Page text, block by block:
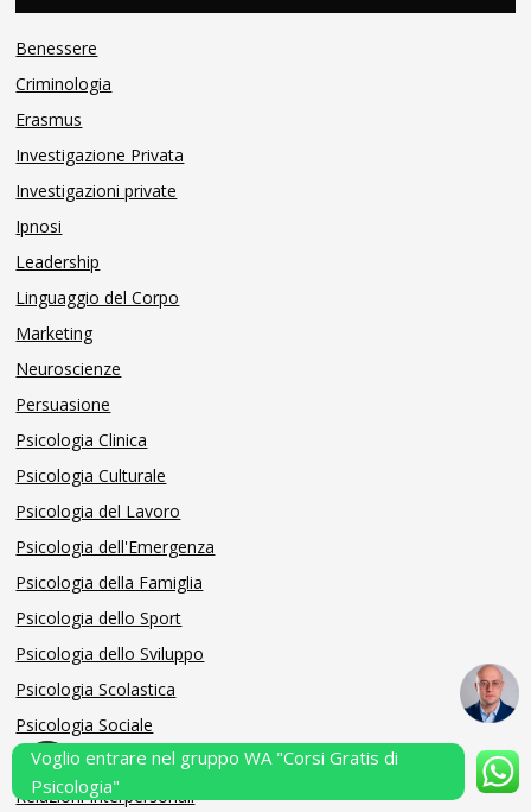
Benessere
Criminologia
Erasmus
Investigazione Privata
Investigazioni private
Ipnosi
Leadership
Linguaggio del Corpo
Marketing
Neuroscienze
Persuasione
Psicologia Clinica
Psicologia Culturale
Psicologia del Lavoro
Psicologia dell'Emergenza
Psicologia della Famiglia
Psicologia dello Sport
Psicologia dello Sviluppo
Psicologia Scolastica
Psicologia Sociale
Psicometria
Relazioni Interpersonali
Voglio entrare nel gruppo WA "Corsi Gratis di
Psicologia"